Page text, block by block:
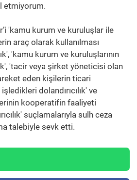
etmiyorum.
'kamu kurum ve kuruluşlar ile
araç olarak kullanılması
'kamu kurum ve kuruluşlarının
'tacir veya şirket yöneticisi olan
eden kişilerin ticari
dolandırıcılık' ve
kooperatifin faaliyeti
suçlamalarıyla sulh ceza
talebiyle sevk etti.